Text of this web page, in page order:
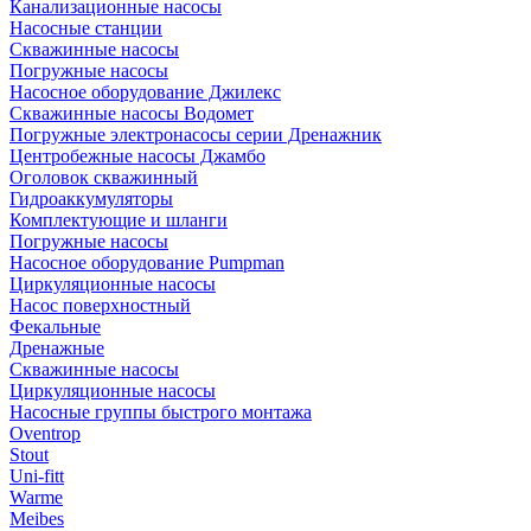
Канализационные насосы
Насосные станции
Скважинные насосы
Погружные насосы
Насосное оборудование Джилекс
Скважинные насосы Водомет
Погружные электронасосы серии Дренажник
Центробежные насосы Джамбо
Оголовок скважинный
Гидроаккумуляторы
Комплектующие и шланги
Погружные насосы
Насосное оборудование Pumpman
Циркуляционные насосы
Насос поверхностный
Фекальные
Дренажные
Скважинные насосы
Циркуляционные насосы
Насосные группы быстрого монтажа
Oventrop
Stout
Uni-fitt
Warme
Meibes